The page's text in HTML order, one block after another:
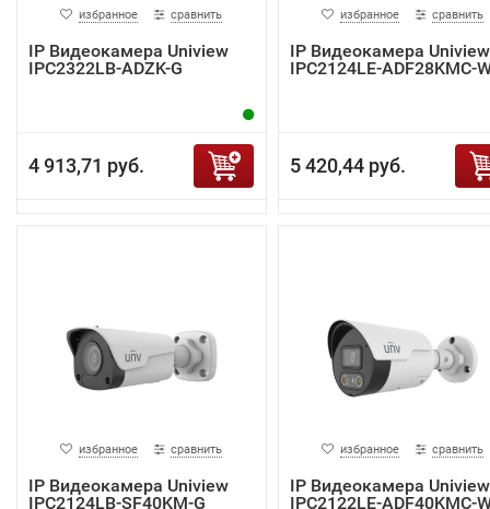
избранное сравнить
IP Видеокамера Uniview
IPC2322LB-ADZK-G
4 913,71 руб.
избранное сравнить
IP Видеокамера Uniview
IPC2124LE-ADF28KMC-
5 420,44 руб.
избранное сравнить
IP Видеокамера Uniview
IPC2124LB-SF40KM-G
избранное сравнить
IP Видеокамера Uniview
IPC2122LE-ADF40KMC-